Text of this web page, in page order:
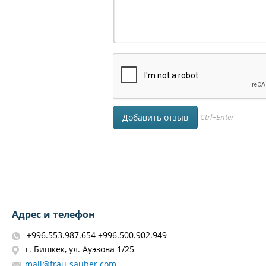
Ctrl+Enter
Адрес и телефон
+996.553.987.654 +996.500.902.949
г. Бишкек, ул. Ауэзова 1/25
mail@frau-sauber.com